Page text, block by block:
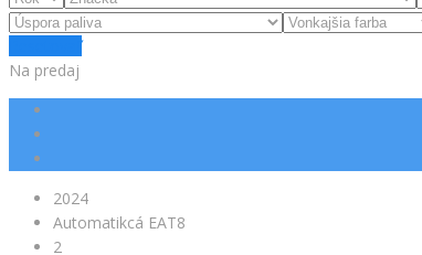
Na predaj
2024
Automatikcá EAT8
2